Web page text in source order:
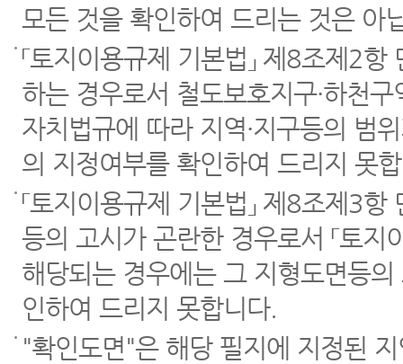
모든 것을 확인하여 드리는 것은 아
「토지이용규제 기본법」 제8조제2
하는 경우로서 철도보호지구·하천
자치법규에 따라 지역·지구등의 범
의 지정여부를 확인하여 드리지 못
「토지이용규제 기본법」 제8조제3
등의 고시가 곤란한 경우로서 「토
해당되는 경우에는 그 지형도면등
인하여 드리지 못합니다.
"확인도면"은 해당 필지에 지정된